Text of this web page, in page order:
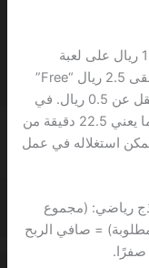
وفي مثال واقعي، أحد اللاعبين استخدم 12.5 ريال على لعبة
“Mega Joker” داخل موقع 777Casino، وتلقى 2.5 ريال “Free”
لكن الشرط كان “30 مرة” على رهانات لا تقل عن 0.5 ريال. في
الواقع، استغرق 45 رهانًا لتجاوز الشرط، مما يعني 22.5 دقيقة من
استغلاله في عمل
رياضي: (مجموع
= صافي الربح
صفرًا.